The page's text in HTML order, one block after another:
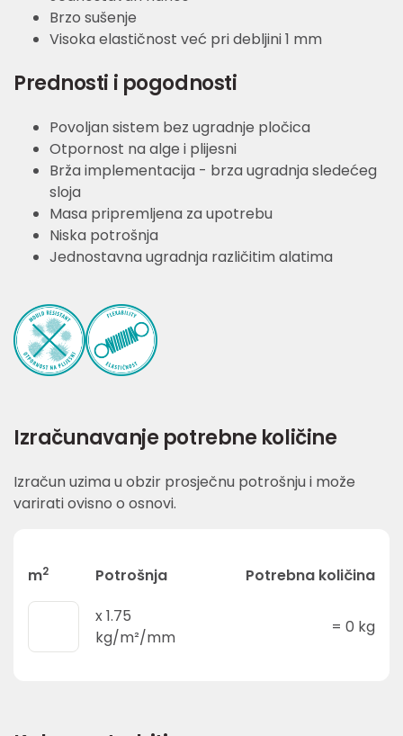
Brzo sušenje
Visoka elastičnost već pri debljini 1 mm
Prednosti i pogodnosti
Povoljan sistem bez ugradnje pločica
Otpornost na alge i plijesni
Brža implementacija - brza ugradnja sledećeg
sloja
Masa pripremljena za upotrebu
Niska potrošnja
Jednostavna ugradnja različitim alatima
Izračunavanje potrebne količine
Izračun uzima u obzir prosječnu potrošnju i može
varirati ovisno o osnovi.
m2 Potrošnja
Potrebna količina
x1.75
kg/m²/mm
= 0 kg